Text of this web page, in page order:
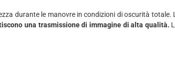
durante le manovre in condizioni di oscurità totale.
una trasmissione di immagine di alta qualità.